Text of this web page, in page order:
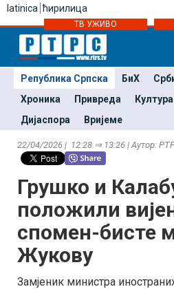
latinica ћирилица
ТВ УЖИВО
Република Српска БиХ
Хроника
Привреда Култура
Дијаспора
Вријеме
22/04/2026 | 12:28 ⇒ 13:26 | Аутор:
Грушко и
положили
спомен-бисте
Жукову
Замјеник министра